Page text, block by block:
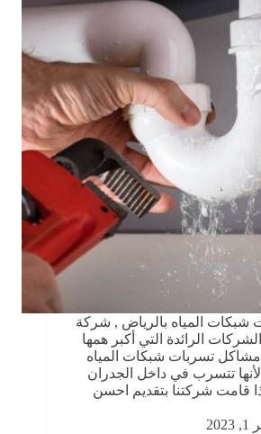
المياه بالرياض , شركة
الرائدة التي أكبر همها
مشاكل تسربات شبكات المياه
تتسرب في داخل الجدران
قامت شركتنا بتقديم احسن